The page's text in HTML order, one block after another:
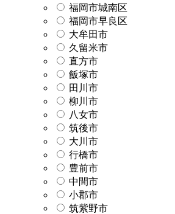
福岡市城南区
福岡市早良区
大牟田市
久留米市
直方市
飯塚市
田川市
柳川市
八女市
筑後市
大川市
行橋市
豊前市
中間市
小郡市
筑紫野市